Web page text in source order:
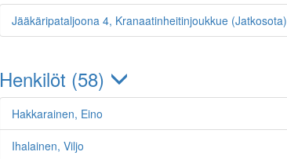
Jääkäripataljoona 4, Kranaatinheitinjoukkue (Jatkosota)
Henkilöt (58)
Hakkarainen, Eino
Ihalainen, Viljo